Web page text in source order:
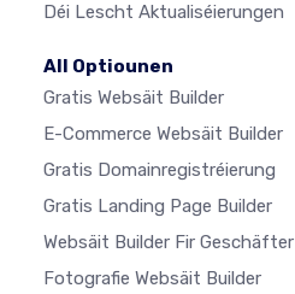
Déi Lescht Aktualiséierungen
All Optiounen
Gratis Websäit Builder
E-Commerce Websäit Builder
Gratis Domainregistréierung
Gratis Landing Page Builder
Websäit Builder Fir Geschäfter
Fotografie Websäit Builder